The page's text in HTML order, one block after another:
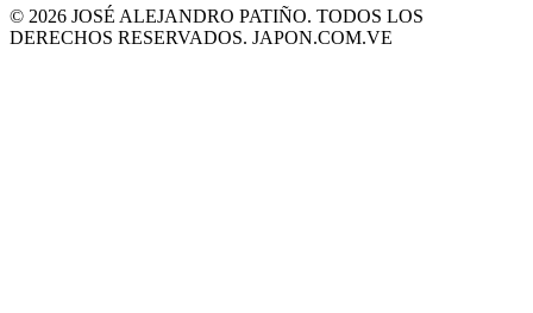
© 2026 JOSÉ ALEJANDRO PATIÑO. TODOS LOS
DERECHOS RESERVADOS. JAPON.COM.VE